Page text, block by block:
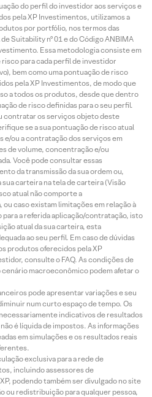
do perfil do investidor aos serviços e
pela XP Investimentos, utilizamos a
por portfólio, nos termos das
Suitability nº 01 e do Código ANBIMA
Essa metodologia consiste em
para cada perfil de investidor
bem como uma pontuação de risco
pela XP Investimentos, de modo que
a todos os produtos, desde que dentro
de risco definidas para o seu perfil.
contratar os serviços objeto deste
se a sua pontuação de risco atual
e/ou a contratação dos serviços em
de volume, concentração e/ou
Você pode consultar essas
da transmissão da sua ordem ou,
carteira na tela de carteira (Visão
atual não comporte a
caso existam limitações em relação à
a referida aplicação/contratação, isto
atual da sua carteira, esta
ao seu perfil. Em caso de dúvidas
produtos oferecidos pela XP
consulte o FAQ. As condições de
macroeconômico podem afetar o
pode apresentar variações e seu
num curto espaço de tempo. Os
indicativos de resultados
é líquida de impostos. As informações
em simulações e os resultados reais
exclusiva para a rede de
incluindo assessores de
podendo também ser divulgado no site
ou redistribuição para qualquer pessoa,